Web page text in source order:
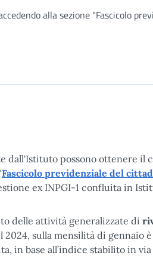
alla sezione "Fascicolo
dall'Istituto possono ottenere il
Fascicolo previdenziale del
ex INPGI-1 confluita in
delle attività generalizzate di
2024, sulla mensilità di gennaio
in base all’indice stabilito in